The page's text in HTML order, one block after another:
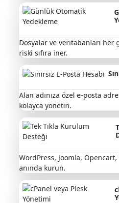
Dosyalar ve veritabanları her
riski sıfıra iner.
Alan adınıza özel e-posta
kolayca yönetin.
WordPress, Joomla,
anında kurun.